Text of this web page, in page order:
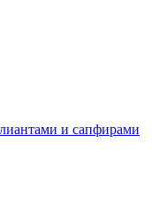
и сапфирами